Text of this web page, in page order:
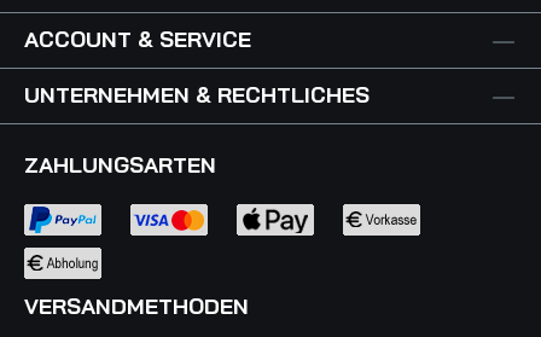
ACCOUNT & SERVICE
UNTERNEHMEN & RECHTLICHES
ZAHLUNGSARTEN
VERSANDMETHODEN